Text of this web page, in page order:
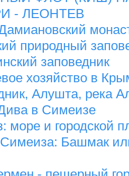
- ЛЕОНТЕВ
природный
заповедник
хозяйство в
Алушта, река
в Симеизе
море и городской
Башмак